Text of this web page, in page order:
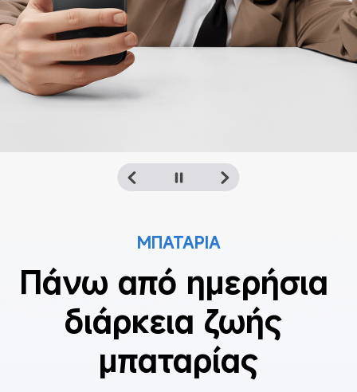
ΜΠΑΤΑΡΙΑ
Πάνω από ημερήσια
διάρκεια ζωής
μπαταρίας